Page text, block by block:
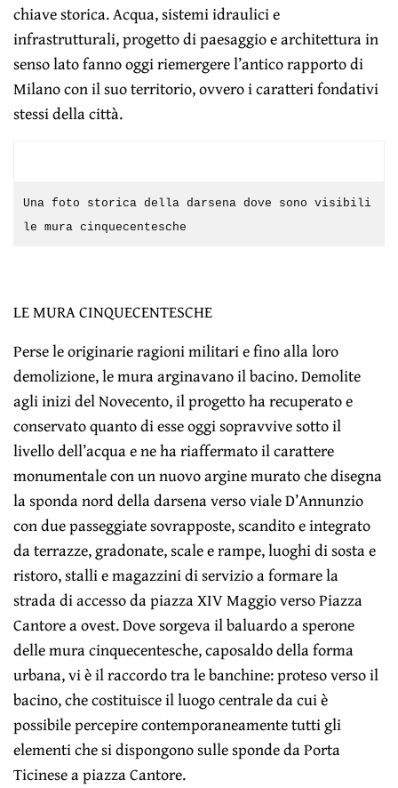
chiave storica. Acqua, sistemi idraulici e
infrastrutturali, progetto di paesaggio e architettura in
senso lato fanno oggi riemergere l’antico rapporto di
Milano con il suo territorio, ovvero i caratteri fondativi
stessi della città.
Una foto storica della darsena dove sono visibili
le mura cinquecentesche
LE MURA CINQUECENTESCHE
Perse le originarie ragioni militari e fino alla loro
demolizione, le mura arginavano il bacino. Demolite
agli inizi del Novecento, il progetto ha recuperato e
conservato quanto di esse oggi sopravvive sotto il
livello dell’acqua e ne ha riaffermato il carattere
monumentale con un nuovo argine murato che disegna
la sponda nord della darsena verso viale D’Annunzio
con due passeggiate sovrapposte, scandito e integrato
da terrazze, gradonate, scale e rampe, luoghi di sosta e
ristoro, stalli e magazzini di servizio a formare la
strada di accesso da piazza XIV Maggio verso Piazza
Cantore a ovest. Dove sorgeva il baluardo a sperone
delle mura cinquecentesche, caposaldo della forma
urbana, vi è il raccordo tra le banchine: proteso verso il
bacino, che costituisce il luogo centrale da cui è
possibile percepire contemporaneamente tutti gli
elementi che si dispongono sulle sponde da Porta
Ticinese a piazza Cantore.